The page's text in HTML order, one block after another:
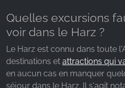
Quelles excursions
voir dans le Harz ?
Le Harz est connu dans toute
destinations et attractions qui
en aucun cas en manquer
séjour dans le Harz. Il s'agit